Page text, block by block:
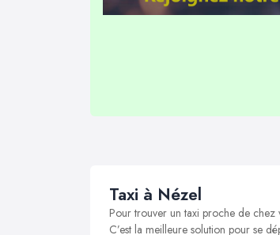
Taxi à Nézel
Pour trouver un taxi proche de chez
C’est la meilleure solution pour se